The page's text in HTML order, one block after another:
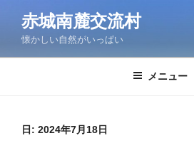
ン
赤城南麓交流村
懐かしい自然がいっぱい
メニュー
日: 2024年7月18日